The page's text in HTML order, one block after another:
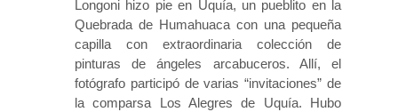
Longoni hizo pie en Uquía, un pueblito en la
Quebrada de Humahuaca con una pequeña
capilla con extraordinaria colección de
pinturas de ángeles arcabuceros. Allí, el
fotógrafo participó de varias “invitaciones” de
la comparsa Los Alegres de Uquía. Hubo